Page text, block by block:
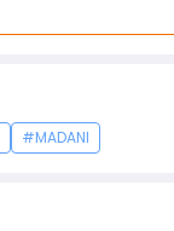
#MADANI